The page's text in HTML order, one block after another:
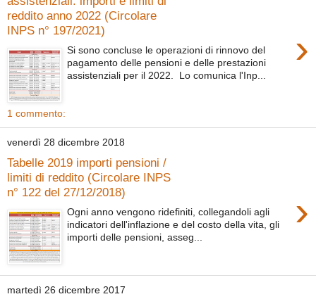
reddito anno 2022 (Circolare
INPS n° 197/2021)
›
Si sono concluse le operazioni di rinnovo del
pagamento delle pensioni e delle prestazioni
assistenziali per il 2022. Lo comunica l'Inp...
1 commento:
venerdì 28 dicembre 2018
Tabelle 2019 importi pensioni /
limiti di reddito (Circolare INPS
n° 122 del 27/12/2018)
›
Ogni anno vengono ridefiniti, collegandoli agli
indicatori dell'inflazione e del costo della vita, gli
importi delle pensioni, asseg...
martedì 26 dicembre 2017